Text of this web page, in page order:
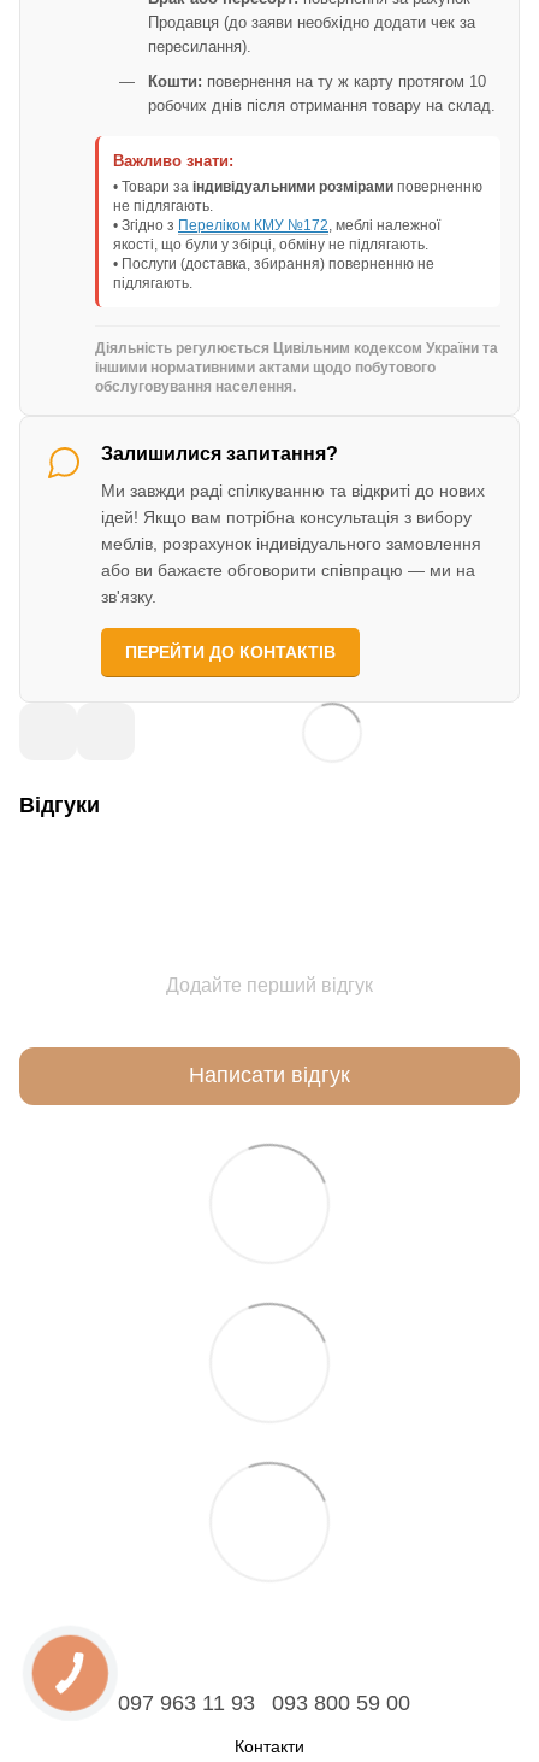
Продавця (до заяви необхідно додати чек за
пересилання).
Кошти: повернення на ту ж карту протягом 10
робочих днів після отримання товару на склад.
Важливо знати:
• Товари за індивідуальними розмірами поверненню
не підлягають.
• Згідно з Переліком КМУ №172 , меблі належної
якості, що були у збірці, обміну не підлягають.
• Послуги (доставка, збирання) поверненню не
підлягають.
Діяльність регулюється Цивільним кодексом України та
іншими нормативними актами щодо побутового
обслуговування населення.
Залишилися запитання?
Ми завжди раді спілкуванню та відкриті до нових
ідей! Якщо вам потрібна консультація з вибору
меблів, розрахунок індивідуального замовлення
або ви бажаєте обговорити співпрацю — ми на
зв'язку.
ПЕРЕЙТИ ДО КОНТАКТІВ
Відгуки
Додайте перший відгук
Написати відгук
097 963 11 93 093 800 59 00
Контакти